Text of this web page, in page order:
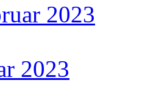
2023
2023